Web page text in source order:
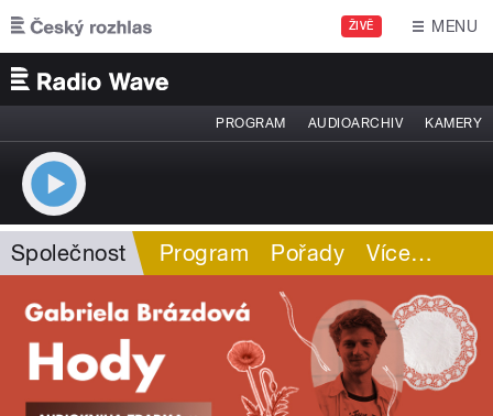
Přejít k hlavnímu obsahu
ŽIVĚ MENU
PROGRAM AUDIOARCHIV KAMERY
Společnost Program Pořady Více…